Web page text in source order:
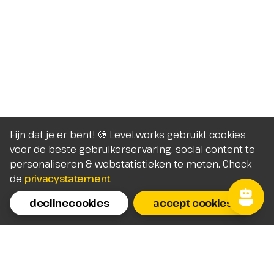
Fijn dat je er bent! 🍪 Level.works gebruikt cookies
voor de beste gebruikerservaring, social content te
personaliseren & webstatistieken te meten. Check
de privacystatement.
decline_cookies
accept_cookies